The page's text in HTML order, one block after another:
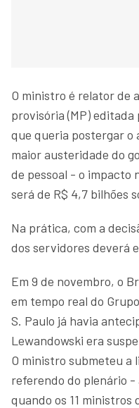
O ministro é relator de
provisória (MP)
que queria postergar o
maior austeridade do
de pessoal - o impacto
será de R$ 4,7 bilhões
Na prática, com a
dos servidores deverá
Em 9 de novembro, o
em tempo real do
S. Paulo já havia
Lewandowski era
O ministro submeteu a
referendo do plenário -
quando os 11 ministros